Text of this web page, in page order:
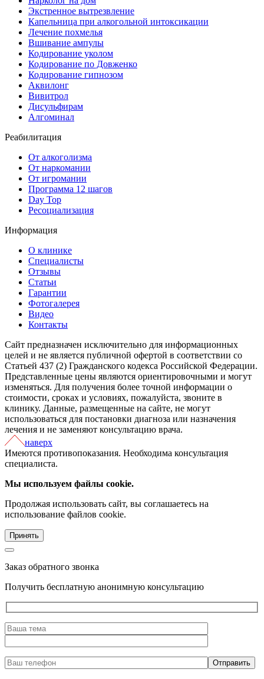
Экстренное вытрезвление
Капельница при алкогольной интоксикации
Лечение похмелья
Вшивание ампулы
Кодирование уколом
Кодирование по Довженко
Кодирование гипнозом
Аквилонг
Вивитрол
Дисульфирам
Алгоминал
Реабилитация
От алкоголизма
От наркомании
От игромании
Программа 12 шагов
Day Top
Ресоциализация
Информация
О клинике
Специалисты
Отзывы
Статьи
Гарантии
Фотогалерея
Видео
Контакты
Сайт предназначен исключительно для информационных
целей и не является публичной офертой в соответствии со
Статьей 437 (2) Гражданского кодекса Российской Федерации.
Представленные цены являются ориентировочными и могут
изменяться. Для получения более точной информации о
стоимости, сроках и условиях, пожалуйста, звоните в
клинику. Данные, размещенные на сайте, не могут
использоваться для постановки диагноза или назначения
лечения и не заменяют консультацию врача.
наверх
Имеются противопоказания. Необходима консультация
специалиста.
Мы используем файлы cookie.
Продолжая использовать сайт, вы соглашаетесь на
использование файлов cookie.
Принять
Заказ обратного звонка
Получить бесплатную анонимную консультацию